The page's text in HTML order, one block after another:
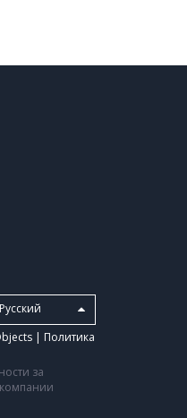
Pусский
| Политика
за